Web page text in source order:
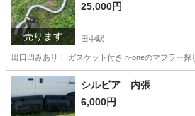
売ります
25,000円
田中駅
出口凹みあり！ ガスケット付き n-oneのマフラー探
長野 東御市 田中駅 パーツ
シルビア 内張
6,000円